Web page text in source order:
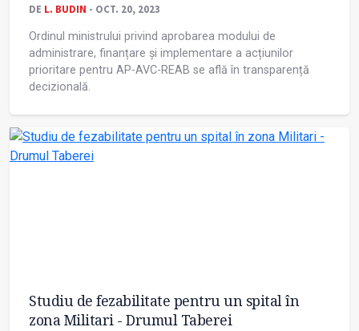
DE L. BUDIN - OCT. 20, 2023
Ordinul ministrului privind aprobarea modului de
administrare, finanțare și implementare a acțiunilor
prioritare pentru AP-AVC-REAB se află în transparență
decizională.
Studiu de fezabilitate pentru un spital în
zona Militari - Drumul Taberei